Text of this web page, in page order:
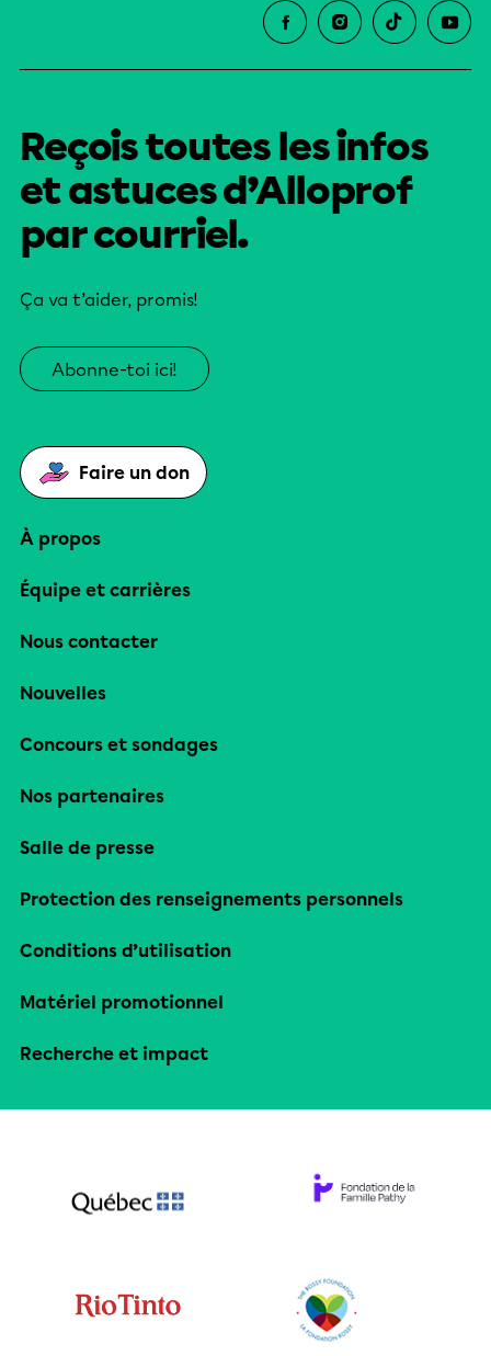
Reçois toutes les infos
et astuces d’Alloprof
par courriel.
Ça va t’aider, promis!
Abonne-toi ici!
Faire un don
À propos
Équipe et carrières
Nous contacter
Nouvelles
Concours et sondages
Nos partenaires
Salle de presse
Protection des renseignements personnels
Conditions d’utilisation
Matériel promotionnel
Recherche et impact